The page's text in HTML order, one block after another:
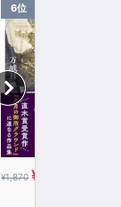
6位
¥1,870 ¥935